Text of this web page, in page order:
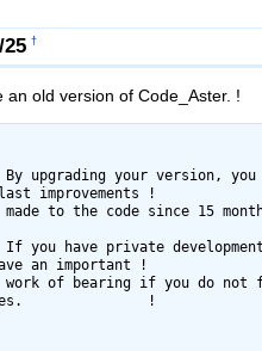
25 †
an old version of Code_Aster. !
improvements !
an important !
!